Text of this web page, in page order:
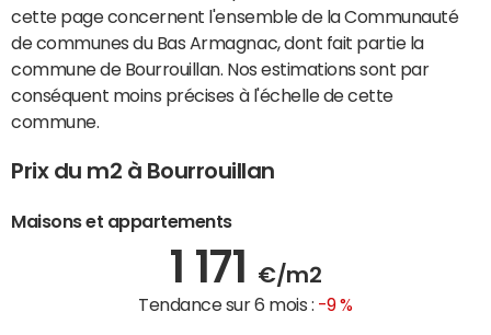
cette page concernent l'ensemble de la Communauté
de communes du Bas Armagnac, dont fait partie la
commune de Bourrouillan. Nos estimations sont par
conséquent moins précises à l'échelle de cette
commune.
Prix du m2 à Bourrouillan
Maisons et appartements
1 171 €/m2
Tendance sur 6 mois : -9 %